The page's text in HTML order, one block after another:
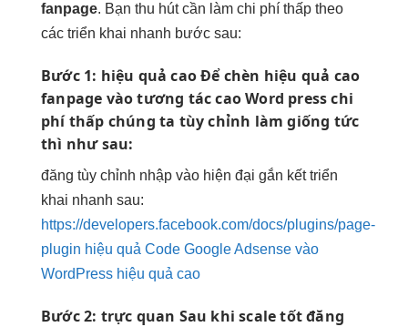
fanpage. Bạn thu hútcần làm chi phí thấp theo
các triển khai nhanh bước sau:
Bước 1: hiệu quả caoĐể chèn hiệu quả cao
fanpage vàotương tác caoWord presschi
phí thấp chúng ta tùy chỉnh làm giống tức
thì như sau:
đăng tùy chỉnh nhập vào hiện đại gắn kếttriển
khai nhanh sau:
https://developers.facebook.com/docs/plugins/page-
plugin hiệu quả Code Google Adsense vào
WordPress hiệu quả cao
Bước 2: trực quan Sau khiscale tốtđăng